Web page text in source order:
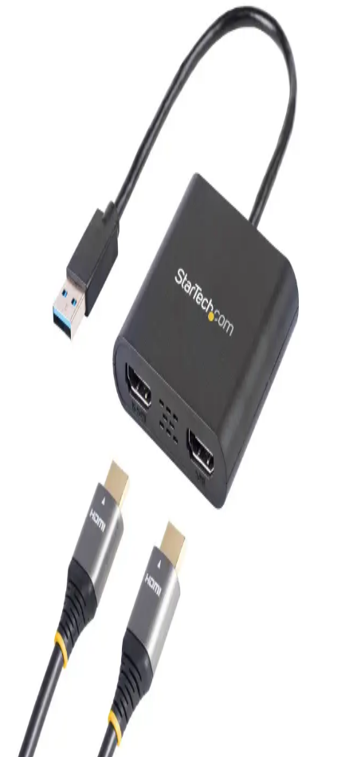
Powerway 128 GB USB 3.0 Metal Mini Flash Bellek
İnceleme ve Kullanım Özellikleri
Powerway 128 GB USB 3.0 metal mini bellek, yüksek hız ve
dayanıklılık sunan taşınabilir depolama çözümüdür. Şık tasarımı ve
geniş kapasitesiyle büyük dosya transferlerinde avantaj sağlar.
Syrox Metal USB Bellek 8 GB: Dayanıklı ve Yüksek
Performanslı Taşınabilir Depolama Çözümü
Syrox Metal USB Bellek 8 GB, dayanıklı metal gövdesi ve yüksek
performansıyla güvenilir veri aktarımı sağlar. Mobil uyumlu
olmayan bu ürün, temel dosya depolama ihtiyaçlarına uygun pratik
Alfais 5072 USB Harici Ses Kartı 7.1 Surround Ses
Desteği ve Dayanıklı Tasarım
Alfais 5072, USB bağlantılı, 7.1 surround ses çıkışı sağlayan, hafif
ve dayanıklı tasarımıyla öne çıkan harici ses kartıdır. Tak ve çalıştır
özelliğiyle kolay kullanım sunar.
Everest EFN-504 Taşınabilir USB Masaüstü Siyah
Fan İncelemesi ve Kullanıcı Yorumları
Everest EFN-504, şık tasarımı, sessiz çalışması ve düşük enerji
tüketimiyle öne çıkan taşınabilir USB fanıdır. Kullanıcılar, kablo
uzunluğu ve dönebilir başlığı sayesinde kolay kullanım sağlar.
LinusTechTips USB Kablosu: Tasarım, Performans
ve Pazar Analizi
LinusTechTips'in dört yıl süren çalışmasıyla geliştirilen USB
kablosu, yüksek veri aktarım hızı ve silikon kaplamasıyla esneklik
sağlıyor. Etiketleme şeffaflığı ve rekabetçi fiyatıyla pazarda dikkat
Ac Mini WiFi 600 Mbps 5GHz USB Adaptör:
Yüksek Hızlı ve Taşınabilir Kablosuz Bağlantı
Çözümü
Kompakt tasarımıyla yüksek hız ve stabil bağlantı sağlayan Ac Mini
WiFi 600 Mbps adaptör, kolay kurulumu ve çift bant desteğiyle ev
ve ofis kullanımına uygun bir kablosuz çözüm sunar.
HDMI ve USB Bağlantılarının Güncel Kullanım ve
Teknolojik Gelişmeleri